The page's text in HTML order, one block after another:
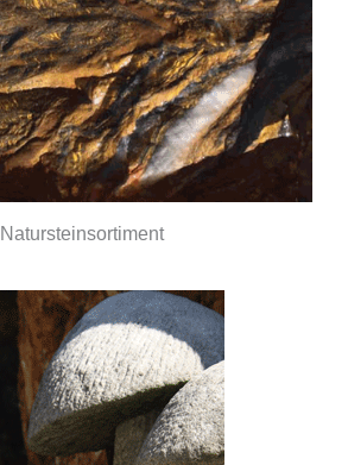
Natursteinsortiment